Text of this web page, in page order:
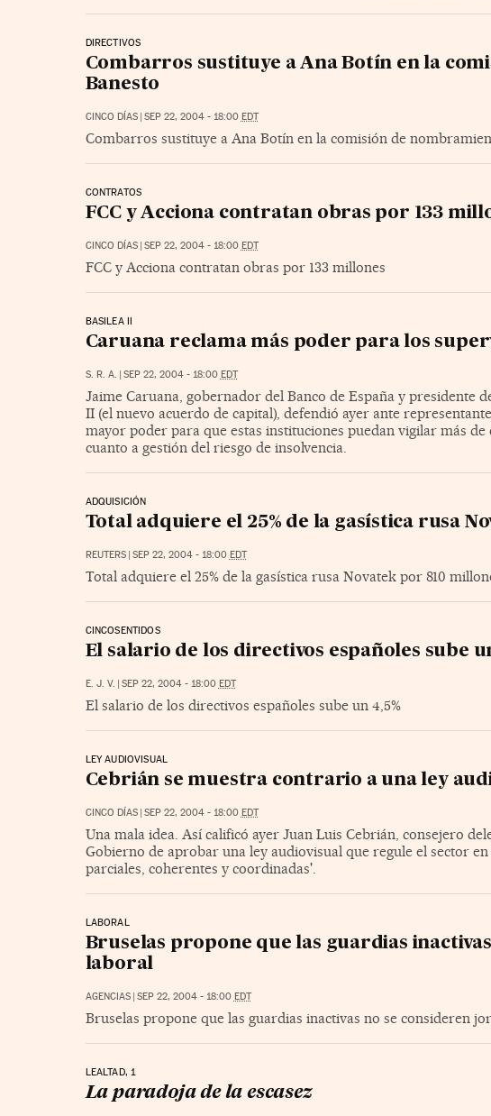
DIRECTIVOS
Combarros sustituye a Ana Botín en la
Banesto
CINCO DÍAS | SEP 22, 2004 - 18:00 EDT
Combarros sustituye a Ana Botín en la comisión de
CONTRATOS
FCC y Acciona contratan obras por 133
CINCO DÍAS | SEP 22, 2004 - 18:00 EDT
FCC y Acciona contratan obras por 133 millones
BASILEA II
Caruana reclama más poder para los
S. R. A. | SEP 22, 2004 - 18:00 EDT
Jaime Caruana, gobernador del Banco de España y presidente
II (el nuevo acuerdo de capital), defendió ayer ante
mayor poder para que estas instituciones puedan vigilar más
cuanto a gestión del riesgo de insolvencia.
ADQUISICIÓN
Total adquiere el 25% de la gasística rusa
REUTERS | SEP 22, 2004 - 18:00 EDT
Total adquiere el 25% de la gasística rusa Novatek por 810
CINCOSENTIDOS
El salario de los directivos españoles sube
E. J. V. | SEP 22, 2004 - 18:00 EDT
El salario de los directivos españoles sube un 4,5%
LEY AUDIOVISUAL
Cebrián se muestra contrario a una ley
CINCO DÍAS | SEP 22, 2004 - 18:00 EDT
Una mala idea. Así calificó ayer Juan Luis Cebrián, consejero
Gobierno de aprobar una ley audiovisual que regule el sector
parciales, coherentes y coordinadas'.
LABORAL
Bruselas propone que las guardias
laboral
AGENCIAS | SEP 22, 2004 - 18:00 EDT
Bruselas propone que las guardias inactivas no se consideren
LEALTAD, 1
La paradoja de la escasez